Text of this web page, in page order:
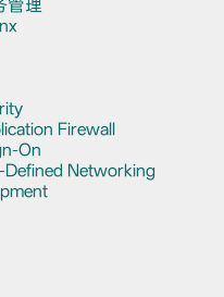
管理
Firewall
On
Networking